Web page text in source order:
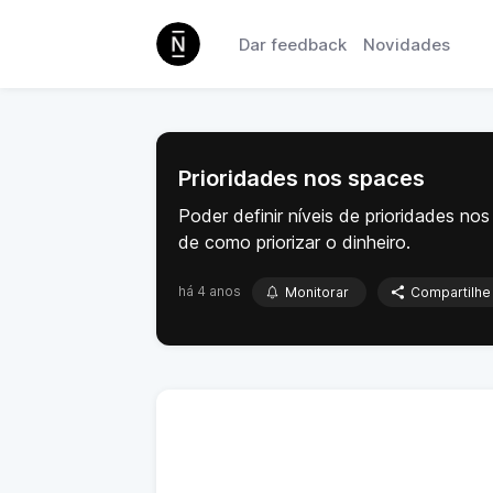
Dar feedback Novidades
Prioridades nos spaces
Poder definir níveis de prioridades
de como priorizar o dinheiro.
há 4 anos Monitorar Compartilhe